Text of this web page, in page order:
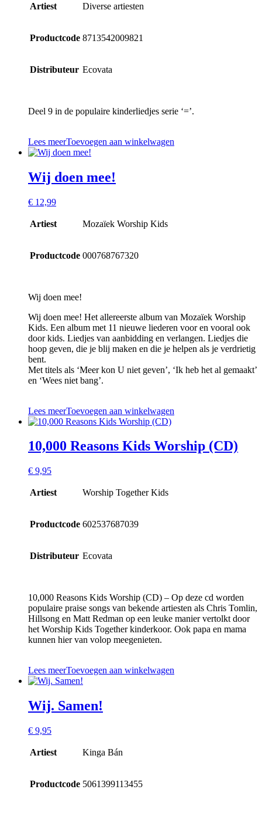
Artiest Diverse artiesten
Productcode 8713542009821
Distributeur Ecovata
Deel 9 in de populaire kinderliedjes serie ‘=’.
Lees meerToevoegen aan winkelwagen
Wij doen mee!
€ 12,99
Artiest Mozaïek Worship Kids
Productcode 000768767320
Wij doen mee!
Wij doen mee! Het allereerste album van Mozaïek Worship
Kids. Een album met 11 nieuwe liederen voor en vooral ook
door kids. Liedjes van aanbidding en verlangen. Liedjes die
hoop geven, die je blij maken en die je helpen als je verdrietig
bent.
Met titels als ‘Meer kon U niet geven’, ‘Ik heb het al gemaakt’
en ‘Wees niet bang’.
Lees meerToevoegen aan winkelwagen
10,000 Reasons Kids Worship (CD)
€ 9,95
Artiest Worship Together Kids
Productcode 602537687039
Distributeur Ecovata
10,000 Reasons Kids Worship (CD) – Op deze cd worden
populaire praise songs van bekende artiesten als Chris Tomlin,
Hillsong en Matt Redman op een leuke manier vertolkt door
het Worship Kids Together kinderkoor. Ook papa en mama
kunnen hier van volop meegenieten.
Lees meerToevoegen aan winkelwagen
Wij. Samen!
€ 9,95
Artiest Kinga Bán
Productcode 5061399113455